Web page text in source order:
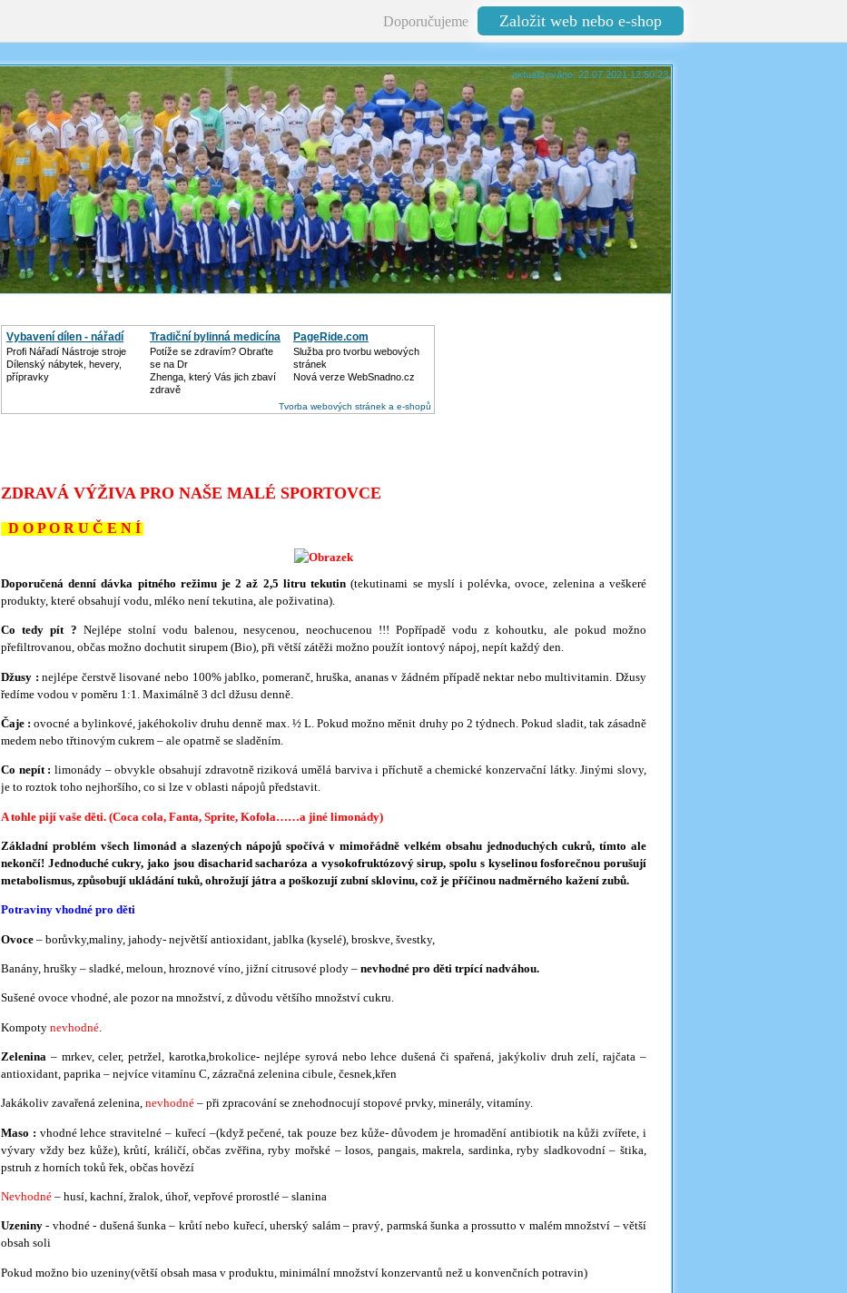
Doporučujeme Založit web nebo e-shop
aktualizováno: 22.07.2021 12:50:23
Vybavení dílen - nářadí
Profi Nářadí Nástroje stroje
Dílenský nábytek, hevery,
přípravky
Tradiční bylinná medicína
Potíže se zdravím? Obraťte
se na Dr
Zhenga, který Vás jich zbaví
zdravě
PageRide.com
Služba pro tvorbu webových
stránek
Nová verze WebSnadno.cz
Tvorba webových stránek a e-shopů
ZDRAVÁ VÝŽIVA PRO NAŠE MALÉ SPORTOVCE
D O P O R U Č E N Í
Doporučená denní dávka pitného režimu je 2 až 2,5 litru tekutin (tekutinami se myslí i polévka, ovoce, zelenina a veškeré
produkty, které obsahují vodu, mléko není tekutina, ale poživatina).
Co tedy pít ? Nejlépe stolní vodu balenou, nesycenou, neochucenou !!! Popřípadě vodu z kohoutku, ale pokud možno
přefiltrovanou, občas možno dochutit sirupem (Bio), při větší zátěži možno použít iontový nápoj, nepít každý den.
Džusy : nejlépe čerstvě lisované nebo 100% jablko, pomeranč, hruška, ananas v žádném případě nektar nebo multivitamin. Džusy
ředíme vodou v poměru 1:1. Maximálně 3 dcl džusu denně.
Čaje : ovocné a bylinkové, jakéhokoliv druhu denně max. ½ L. Pokud možno měnit druhy po 2 týdnech. Pokud sladit, tak zásadně
medem nebo třtinovým cukrem – ale opatrně se sladěním.
Co nepít : limonády – obvykle obsahují zdravotně riziková umělá barviva i příchutě a chemické konzervační látky. Jinými slovy,
je to roztok toho nejhoršího, co si lze v oblasti nápojů představit.
A tohle pijí vaše děti. (Coca cola, Fanta, Sprite, Kofola……a jiné limonády)
Základní problém všech limonád a slazených nápojů spočívá v mimořádně velkém obsahu jednoduchých cukrů, tímto ale
nekončí! Jednoduché cukry, jako jsou disacharid sacharóza a vysokofruktózový sirup, spolu s kyselinou fosforečnou porušují
metabolismus, způsobují ukládání tuků, ohrožují játra a poškozují zubní sklovinu, což je příčinou nadměrného kažení zubů.
Potraviny vhodné pro děti
Ovoce – borůvky,maliny, jahody- největší antioxidant, jablka (kyselé), broskve, švestky,
Banány, hrušky – sladké, meloun, hroznové víno, jižní citrusové plody – nevhodné pro děti trpící nadváhou.
Sušené ovoce vhodné, ale pozor na množství, z důvodu většího množství cukru.
Kompoty nevhodné
Zelenina – mrkev, celer, petržel, karotka,brokolice- nejlépe syrová nebo lehce dušená či spařená, jakýkoliv druh zelí, rajčata –
antioxidant, paprika – nejvíce vitamínu C, zázračná zelenina cibule, česnek,křen
Jakákoliv zavařená zelenina, nevhodné – při zpracování se znehodnocují stopové prvky, minerály, vitamíny.
Maso : vhodné lehce stravitelné – kuřecí –(když pečené, tak pouze bez kůže- důvodem je hromadění antibiotik na kůži zvířete, i
vývary vždy bez kůže), krůtí, králičí, občas zvěřina, ryby mořské – losos, pangais, makrela, sardinka, ryby sladkovodní – štika,
pstruh z horních toků řek, občas hovězí
Nevhodné – husí, kachní, žralok, úhoř, vepřové prorostlé – slanina
Uzeniny- vhodné - dušená šunka – krůtí nebo kuřecí, uherský salám – pravý, parmská šunka a prossutto v malém množství – větší
obsah soli
Pokud možno bio uzeniny(větší obsah masa v produktu, minimální množství konzervantů než u konvenčních potravin)